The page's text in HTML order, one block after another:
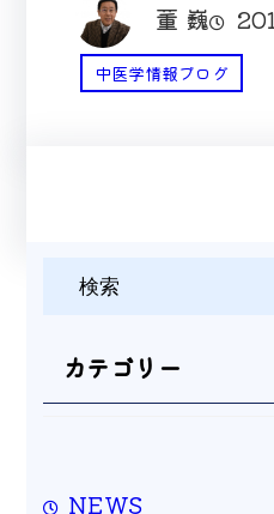
董 巍
中医学情報ブログ
カテゴリー
NEWS